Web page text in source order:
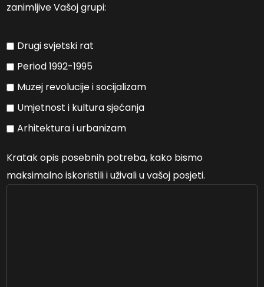
zanimljive Vašoj grupi:
Drugi svjetski rat
Period 1992-1995
Muzej revolucije i socijalizam
Umjetnost i kultura sjećanja
Arhitektura i urbanizam
Kratak opis posebnih potreba, kako bismo
maksimalno iskoristili i uživali u vašoj posjeti.